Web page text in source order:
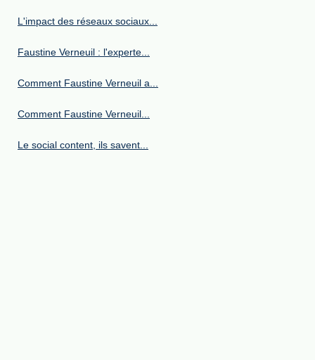
L'impact des réseaux sociaux...
Faustine Verneuil : l'experte...
Comment Faustine Verneuil a...
Comment Faustine Verneuil...
Le social content, ils savent...